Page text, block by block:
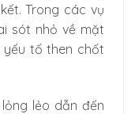
Trong các vụ
sót nhỏ về mặt
tố then chốt
lẻo dẫn đến